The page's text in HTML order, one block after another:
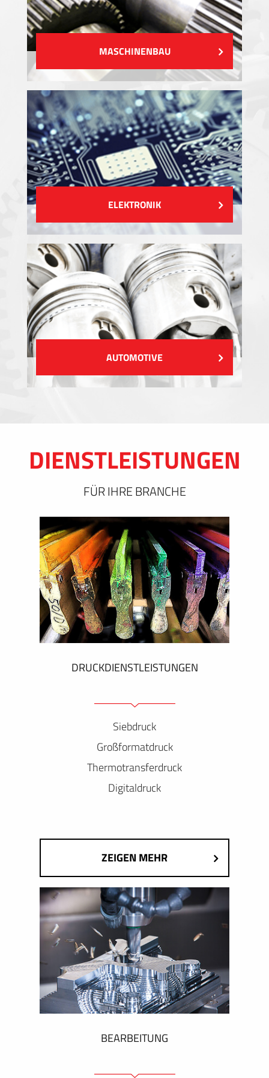
MASCHINENBAU
ELEKTRONIK
AUTOMOTIVE
DIENSTLEISTUNGEN
FÜR IHRE BRANCHE
DRUCKDIENSTLEISTUNGEN
Siebdruck
Großformatdruck
Thermotransferdruck
Digitaldruck
ZEIGEN MEHR
BEARBEITUNG